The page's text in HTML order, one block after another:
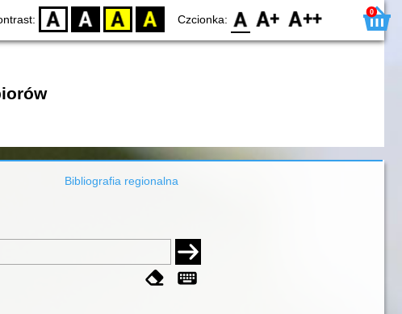
D BW YB BY Czcionka: F0 F1 F2 0
Bibliografia regionalna